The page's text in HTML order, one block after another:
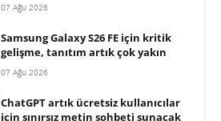
07 Ağu 2026
Samsung Galaxy S26 FE için kritik
gelişme, tanıtım artık çok yakın
07 Ağu 2026
ChatGPT artık ücretsiz kullanıcılar
için sınırsız metin sohbeti sunacak